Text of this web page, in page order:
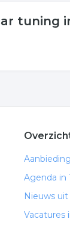
tuning
Agenda in
Nieuws
Vacatures